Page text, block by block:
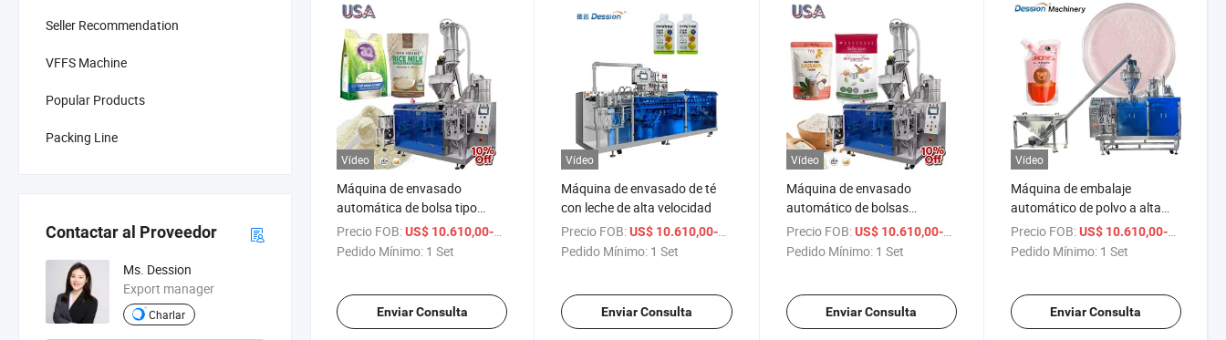
Seller Recommendation
VFFS Machine
Popular Products
Packing Line
Contactar al Proveedor
Ms. Dession
Export manager
Charlar
Vídeo
Máquina de envasado
automática de bolsa tipo
doypack con zipper para el
envasado al vacío de polvo de
Precio FOB:US$ 10.610,00-16.610,00
/ Set
Pedido Mínimo: 1 Set
Enviar Consulta
Vídeo
Máquina de envasado de té
con leche de alta velocidad
Precio FOB: US$ 10.610,00-16.610,00
/ Set
Pedido Mínimo: 1 Set
Enviar Consulta
Vídeo
Máquina de envasado
automático de bolsas
premade para harina en
polvo, máquina de envasado
Precio FOB: US$ 10.610,00-16.610,00
/ Set
Pedido Mínimo: 1 Set
Enviar Consulta
Vídeo
Máquina de embalaje
automático de polvo a alta
velocidad, máquina de
embalaje de polvo acrílico
con cremallera/bag Doypack
Precio FOB: US$ 10.610,00-16.610,00
Pedido Mínimo: 1 Set
Enviar Consulta